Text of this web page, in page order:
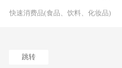
快速消费品(食品、饮料、化妆品)
跳转